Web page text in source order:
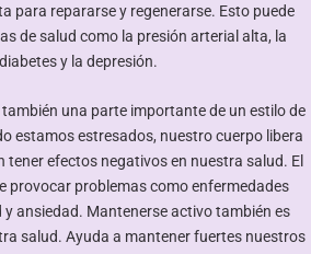
para repararse y regenerarse. Esto puede
de salud como la presión arterial alta, la
diabetes y la depresión.
una parte importante de un estilo de
estamos estresados, nuestro cuerpo libera
tener efectos negativos en nuestra salud. El
provocar problemas como enfermedades
ansiedad. Mantenerse activo también es
salud. Ayuda a mantener fuertes nuestros